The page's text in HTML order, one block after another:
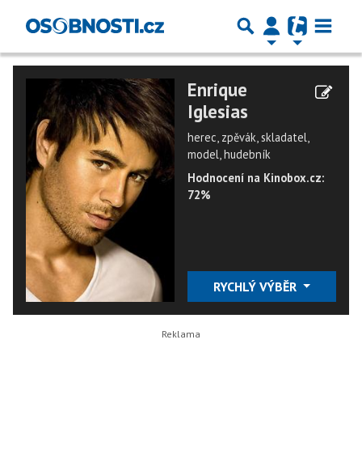
Enrique
Iglesias
herec, zpěvák, skladatel,
model, hudebník
Hodnocení na Kinobox.cz:
72%
RYCHLÝ VÝBĚR